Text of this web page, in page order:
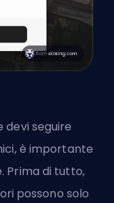
devi seguire
è importante
Prima di tutto,
possono solo